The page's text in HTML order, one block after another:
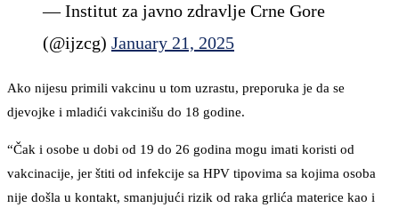
— Institut za javno zdravlje Crne Gore
(@ijzcg) January 21, 2025
Ako nijesu primili vakcinu u tom uzrastu, preporuka je da se
djevojke i mladići vakcinišu do 18 godine.
“Čak i osobe u dobi od 19 do 26 godina mogu imati koristi od
vakcinacije, jer štiti od infekcije sa HPV tipovima sa kojima osoba
nije došla u kontakt, smanjujući rizik od raka grlića materice kao i